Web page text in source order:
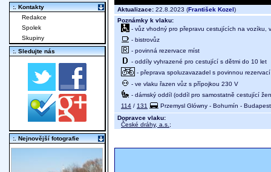
Aktualizace: 22.8.2023 (František Kozel)
Poznámky k vlaku:
- vůz vhodný pro přepravu cestujících na vozíku,
- bistrovůz
- povinná rezervace míst
- oddíly vyhrazené pro cestující s dětmi do 10 let
- přeprava spoluzavazadel s povinnou
- ve vlaku řazen vůz s přípojkou 230 V
- dámský oddíl (oddíl pro samostatně cestující
114 / 131
Przemysl Glówny - Bohumín -
Dopravce vlaku:
České dráhy, a.s. ;
:. Kontakty
Redakce
Spolek
Skupiny
:. Sledujte nás
:. Nejnovější fotografie